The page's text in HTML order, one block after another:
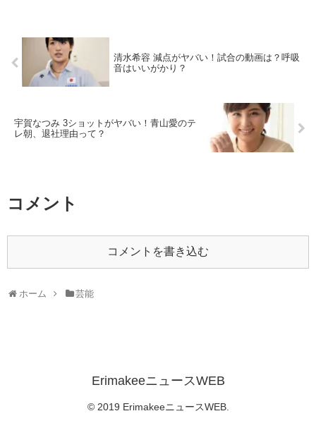
清水希容 減点がヤバい！試合の動画は？呼吸
音はいいがかり？
宇賀なつみ 3ショットがヤバい！青山愛のテ
レ朝、退社理由って？
コメント
コメントを書き込む
ホーム 芸能
ErimakeeニュースWEB
© 2019 ErimakeeニュースWEB.